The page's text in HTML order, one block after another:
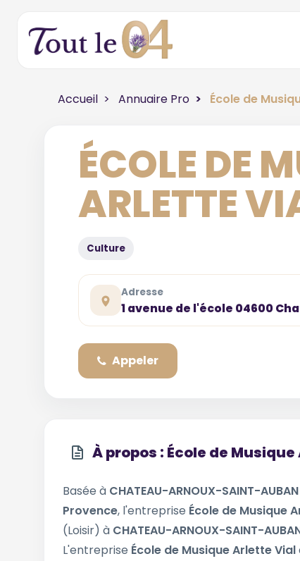
Accueil Annuaire Pro École de
ÉCOLE DE
ARLETTE
Culture
Adresse
1 avenue de l'école 04600
Appeler
À propos : École de
Basée à CHATEAU-ARNOUX-SAINT-AUBAN
Provence, l'entreprise École de Musique
(Loisir) à CHATEAU-ARNOUX-SAINT-
L'entreprise École de Musique Arlette Vial